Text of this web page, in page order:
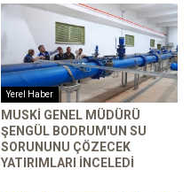
Yerel Haber
MUSKİ GENEL MÜDÜRÜ
ŞENGÜL BODRUM'UN SU
SORUNUNU ÇÖZECEK
YATIRIMLARI INCELEDI